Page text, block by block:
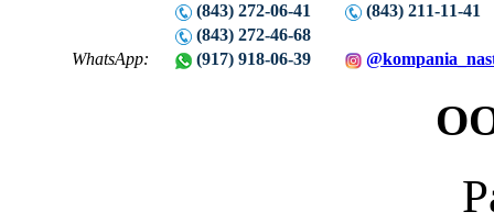
(843) 272-06-41
(843) 211-11-41
(843) 272-46-68
WhatsApp:
(917) 918-06-39